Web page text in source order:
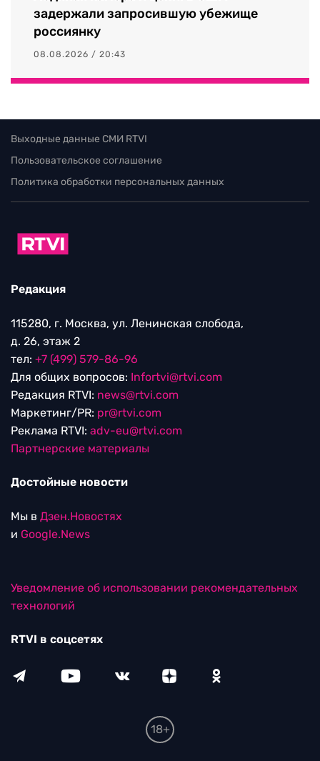
задержали запросившую убежище
россиянку
08.08.2026 / 20:43
Выходные данные СМИ RTVI
Пользовательское соглашение
Политика обработки персональных данных
Редакция
115280, г. Москва, ул. Ленинская слобода,
д. 26, этаж 2
тел: +7 (499) 579-86-96
Для общих вопросов: Infortvi@rtvi.com
Редакция RTVI: news@rtvi.com
Маркетинг/PR: pr@rtvi.com
Реклама RTVI: adv-eu@rtvi.com
Партнерские материалы
Достойные новости
Мы в Дзен.Новостях
и Google.News
Уведомление об использовании рекомендательных
технологий
RTVI в соцсетях
18+